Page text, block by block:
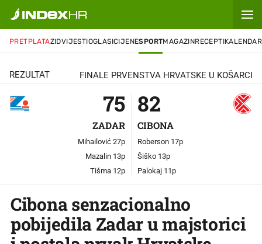
PRETPLATAZIDVIJESTIOGLASICIJENESPORTMAGAZINRECEPTIKALENDAR
REZULTAT FINALE PRVENSTVA HRVATSKE U KOŠARCI
75 82
ZADAR CIBONA
Mihailović 27p
Mazalin 13p
Tišma 12p
Roberson 17p
Šiško 13p
Palokaj 11p
Cibona senzacionalno
pobijedila Zadar u majstorici